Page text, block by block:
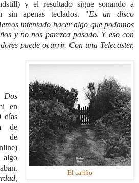
y el resultado sigue sonando a
sin apenas teclados. "Es un disco
intentado hacer algo que podamos
y no nos parezca pasado. Y eso con
puede ocurrir. Con una Telecaster,
El cariño
Dos
en
días
de
de
algo